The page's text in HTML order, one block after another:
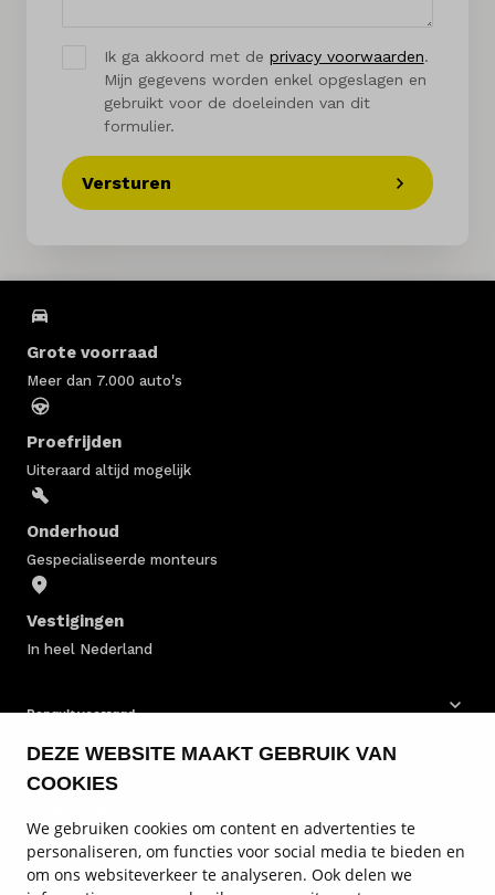
DEZE WEBSITE MAAKT GEBRUIK VAN
COOKIES
We gebruiken cookies om content en advertenties te
personaliseren, om functies voor social media te bieden en
om ons websiteverkeer te analyseren. Ook delen we
Ik ga akkoord met de privacy voorwaarden.
Mijn gegevens worden enkel opgeslagen en
gebruikt voor de doeleinden van dit
formulier.
Versturen
Grote voorraad
Meer dan 7.000 auto's
Proefrijden
Uiteraard altijd mogelijk
Onderhoud
Gespecialiseerde monteurs
Vestigingen
In heel Nederland
Renault voorraad
Renault bedrijfswagens
Renault onderhoud